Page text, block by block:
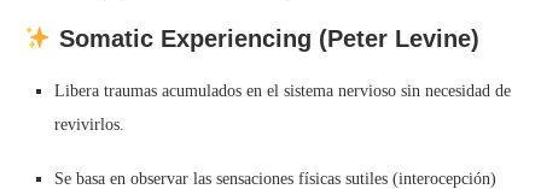
Somatic Experiencing (Peter Levine)
Libera traumas acumulados en el sistema nervioso sin necesidad de
revivirlos.
Se basa en observar las sensaciones físicas sutiles (interocepción)